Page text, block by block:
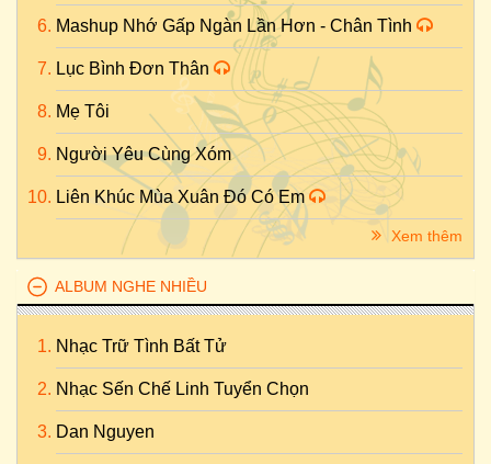
Mashup Nhớ Gấp Ngàn Lần Hơn - Chân Tình
Lục Bình Đơn Thân
Mẹ Tôi
Người Yêu Cùng Xóm
Liên Khúc Mùa Xuân Đó Có Em
Xem thêm
ALBUM NGHE NHIỀU
Nhạc Trữ Tình Bất Tử
Nhạc Sến Chế Linh Tuyển Chọn
Dan Nguyen